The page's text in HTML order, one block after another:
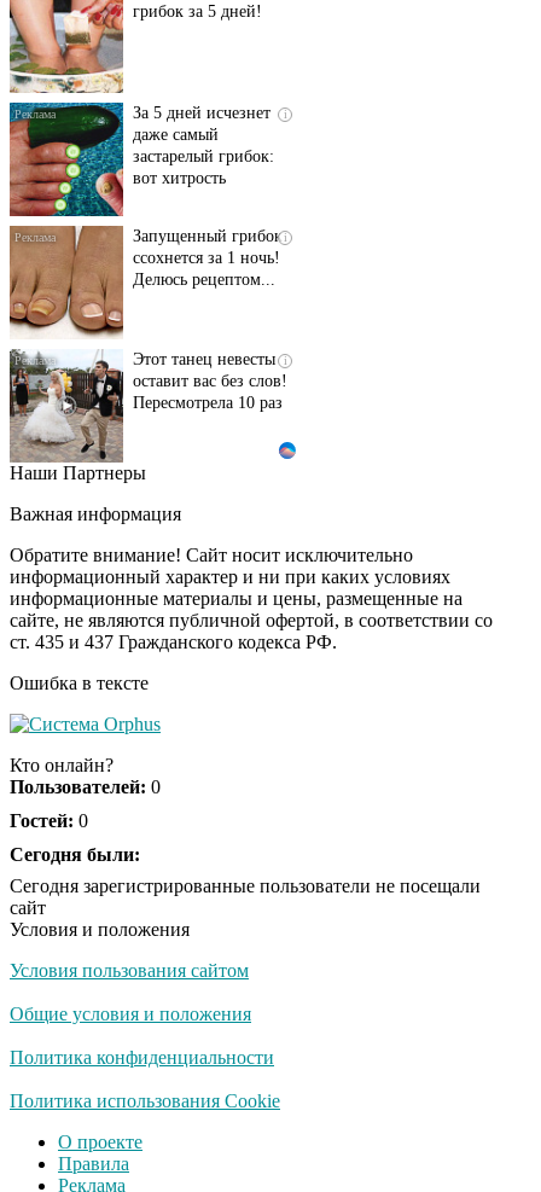
грибок за 5 дней!
i
За 5 дней исчезнет
даже самый
застарелый грибок:
вот хитрость
i
Запущенный грибок
ссохнется за 1 ночь!
Делюсь рецептом...
i
Этот танец невесты
оставит вас без слов!
Пересмотрела 10 раз
Ролик длится пару
шоке от увиденного
i
Ролик из Омска: вы
будете смеяться долго
Ржу не переставая, это
Скрытая камера на
люди вытворяют, когда
Ролик длится
смеяться вы будете
Королева вагона
оставит равнодушным
Наши Партнеры
Важная информация
Обратите внимание! Сайт носит исключительно
информационный характер и ни при каких условиях
информационные материалы и цены, размещенные на
сайте, не являются публичной офертой, в соответствии со
ст. 435 и 437 Гражданского кодекса РФ.
Ошибка в тексте
Кто онлайн?
Пользователей: 0
Гостей: 0
Сегодня были:
Сегодня зарегистрированные пользователи не посещали
сайт
Условия и положения
Условия пользования сайтом
Общие условия и положения
Политика конфиденциальности
Политика использования Cookie
О проекте
Правила
Реклама